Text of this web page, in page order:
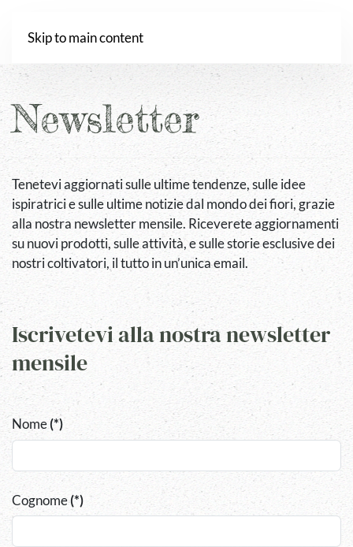
Skip to main content
Newsletter
Tenetevi aggiornati sulle ultime tendenze, sulle idee
ispiratrici e sulle ultime notizie dal mondo dei fiori, grazie
alla nostra newsletter mensile. Riceverete aggiornamenti
su nuovi prodotti, sulle attività, e sulle storie esclusive dei
nostri coltivatori, il tutto in un’unica email.
Iscrivetevi alla nostra newsletter
mensile
Nome(*)
Cognome(*)